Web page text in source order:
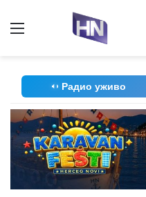
Радио уживо